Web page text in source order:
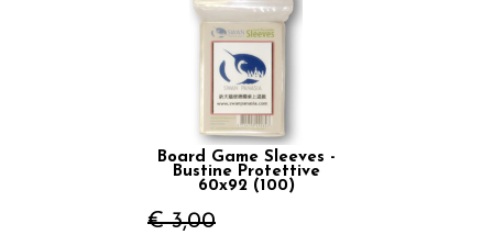
Board Game Sleeves -
Bustine Protettive
60x92 (100)
€ 3,00